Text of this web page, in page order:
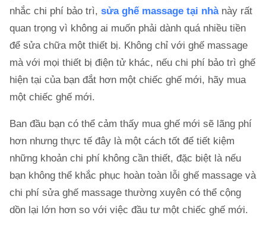
nhắc chi phí bảo trì, sửa ghế massage tại nhànày rất
quan trọng vì không ai muốn phải dành quá nhiều tiền
để sửa chữa một thiết bị. Không chỉ với ghế massage
mà với mọi thiết bị điện tử khác, nếu chi phí bảo trì ghế
hiện tại của bạn đắt hơn một chiếc ghế mới, hãy mua
một chiếc ghế mới.
Ban đầu bạn có thể cảm thấy mua ghế mới sẽ lãng phí
hơn nhưng thực tế đây là một cách tốt để tiết kiệm
những khoản chi phí không cần thiết, đặc biệt là nếu
bạn không thể khắc phục hoàn toàn lỗi ghế massage và
chi phí sửa ghế massage thường xuyên có thể cộng
dồn lại lớn hơn so với việc đầu tư một chiếc ghế mới.